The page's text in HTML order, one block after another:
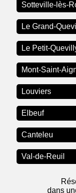
Sotteville-lès-
Le Grand-
Le Petit-
Mont-Saint-
Louviers
Elbeuf
Canteleu
Val-de-Reuil
dans